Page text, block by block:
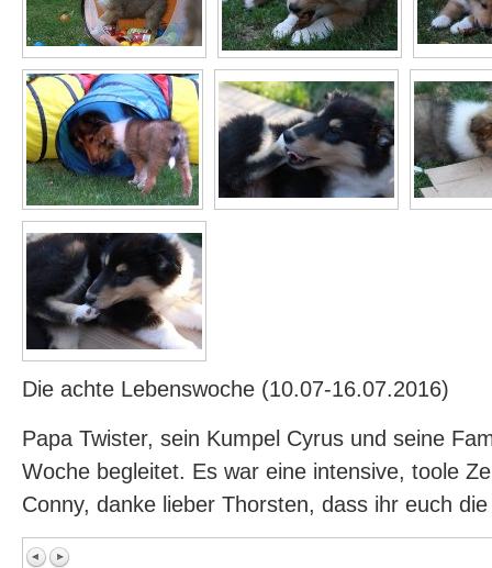
Die achte Lebenswoche (10.07-16.07.2016)
Papa Twister, sein Kumpel Cyrus und seine
Woche begleitet. Es war eine intensive, toole
Conny, danke lieber Thorsten, dass ihr euch